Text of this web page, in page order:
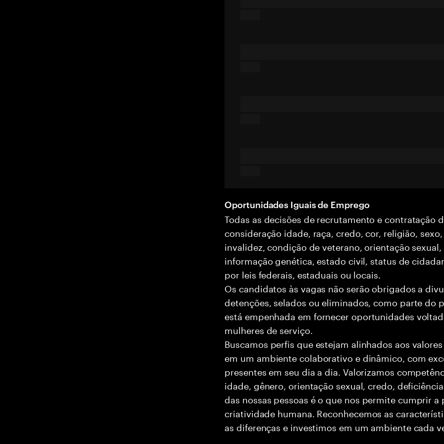
Oportunidades Iguais de Emprego
Todas as decisões de recrutamento e contratação
consideração idade, raça, credo, cor, religião,
invalidez, condição de veterano, orientação
informação genética, estado civil, status de
por leis federais, estaduais ou locais.
Os candidatos às vagas não serão obrigados a
detenções, selados ou eliminados, como parte do
está empenhada em fornecer oportunidades
mulheres de serviço.
Buscamos perfis que estejam alinhados aos
em um ambiente colaborativo e dinâmico, com
presentes em seu dia a dia. Valorizamos
idade, gênero, orientação sexual, credo,
das nossas pessoas é o que nos permite cumprir
criatividade humana. Reconhecemos as
as diferenças e investimos em um ambiente cada